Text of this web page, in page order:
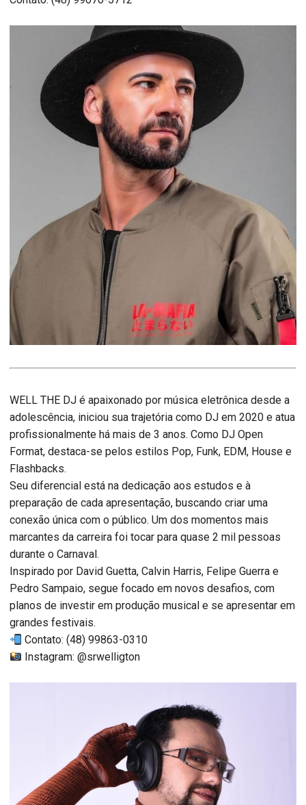
WELL THE DJ é apaixonado por música eletrônica desde a
adolescência, iniciou sua trajetória como DJ em 2020 e atua
profissionalmente há mais de 3 anos. Como DJ Open
Format, destaca-se pelos estilos Pop, Funk, EDM, House e
Flashbacks.
Seu diferencial está na dedicação aos estudos e à
preparação de cada apresentação, buscando criar uma
conexão única com o público. Um dos momentos mais
marcantes da carreira foi tocar para quase 2 mil pessoas
durante o Carnaval.
Inspirado por David Guetta, Calvin Harris, Felipe Guerra e
Pedro Sampaio, segue focado em novos desafios, com
planos de investir em produção musical e se apresentar em
grandes festivais.
Contato: (48) 99863-0310
Instagram: @srwelligton